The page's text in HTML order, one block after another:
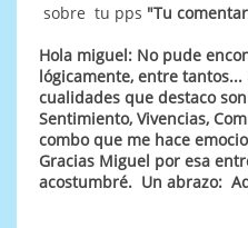
sobre tu pps "Tu
Hola miguel: No pude
lógicamente, entre tantos...
cualidades que destaco
Sentimiento, Vivencias,
combo que me hace
Gracias Miguel por esa
acostumbré. Un abrazo: